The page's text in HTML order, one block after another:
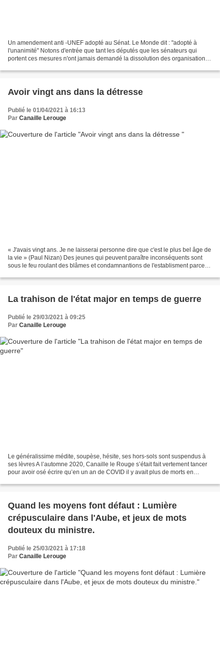
Un amendement anti -UNEF adopté au Sénat. Le Monde dit : "adopté à
l'unanimité" Notons d'entrée que tant les députés que les sénateurs qui
portent ces mesures n'ont jamais demandé la dissolution des organisations
Avoir vingt ans dans la détresse
Publié le 01/04/2021 à 16:13
Par Canaille Lerouge
« J'avais vingt ans. Je ne laisserai personne dire que c'est le plus bel âge de
la vie » (Paul Nizan) Des jeunes qui peuvent paraître inconséquents sont
sous le feu roulant des blâmes et condamnantions de l'establisment parce
La trahison de l'état major en temps de guerre
Publié le 29/03/2021 à 09:25
Par Canaille Lerouge
Le généralissime médite, soupèse, hésite, ses hors-sols sont suspendus à
ses lèvres A l’automne 2020, Canaille le Rouge s’était fait vertement tancer
pour avoir osé écrire qu’en un an de COVID il y avait plus de morts en
Quand les moyens font défaut : Lumière
crépusculaire dans l'Aube, et jeux de mots
douteux du ministre.
Publié le 25/03/2021 à 17:18
Par Canaille Lerouge